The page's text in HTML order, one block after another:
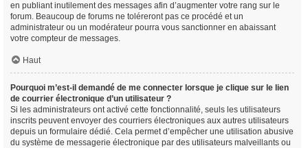
en publiant inutilement des messages afin d’augmenter votre rang sur le
forum. Beaucoup de forums ne toléreront pas ce procédé et un
administrateur ou un modérateur pourra vous sanctionner en abaissant
votre compteur de messages.
Haut
Pourquoi m’est-il demandé de me connecter lorsque je clique sur le lien
de courrier électronique d’un utilisateur ?
Si les administrateurs ont activé cette fonctionnalité, seuls les utilisateurs
inscrits peuvent envoyer des courriers électroniques aux autres utilisateurs
depuis un formulaire dédié. Cela permet d’empêcher une utilisation abusive
du système de messagerie électronique par des utilisateurs malveillants ou